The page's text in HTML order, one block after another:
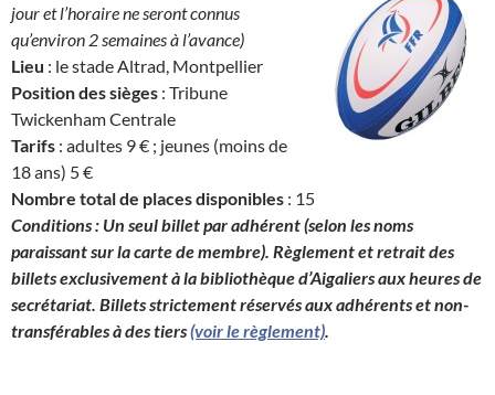
jour et l’horaire ne seront connus
qu’environ 2 semaines à l’avance)
Lieu : le stade Altrad, Montpellier
Position des sièges : Tribune
Twickenham Centrale
Tarifs : adultes 9 € ; jeunes (moins de
18 ans) 5 €
Nombre total de places disponibles : 15
Conditions : Un seul billet par adhérent (selon les noms
paraissant sur la carte de membre). Règlement et retrait des
billets exclusivement à la bibliothèque d’Aigaliers aux heures de
secrétariat. Billets strictement réservés aux adhérents et non-
transférables à des tiers(voir le règlement)